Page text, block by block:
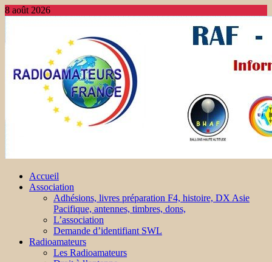
8 août 2026
Accueil
Association
Adhésions, livres préparation F4, histoire, DX Asie
Pacifique, antennes, timbres, dons,
L’association
Demande d’identifiant SWL
Radioamateurs
Les Radioamateurs